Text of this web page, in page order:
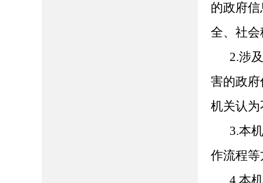
的政府
全、社
2.涉
害的政
机关认
3.本
作流程
4.本